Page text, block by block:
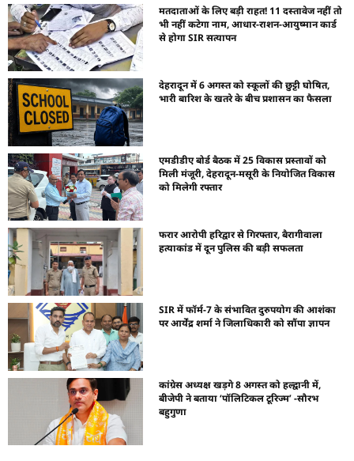
मतदाताओं के लिए बड़ी राहत! 11 दस्तावेज नहीं तो
भी नहीं कटेगा नाम, आधार-राशन-आयुष्मान कार्ड
से होगा SIR सत्यापन
देहरादून में 6 अगस्त को स्कूलों की छुट्टी घोषित,
भारी बारिश के खतरे के बीच प्रशासन का फैसला
एमडीडीए बोर्ड बैठक में 25 विकास प्रस्तावों को
मिली मंजूरी, देहरादून-मसूरी के नियोजित विकास
को मिलेगी रफ्तार
फरार आरोपी हरिद्वार से गिरफ्तार, बैरागीवाला
हत्याकांड में दून पुलिस की बड़ी सफलता
SIR में फॉर्म-7 के संभावित दुरुपयोग की आशंका
पर आर्येंद्र शर्मा ने जिलाधिकारी को सौंपा ज्ञापन
कांग्रेस अध्यक्ष खड़गे 8 अगस्त को हल्द्वानी में,
बीजेपी ने बताया ‘पॉलिटिकल टूरिज्म’ -सौरभ
बहुगुणा